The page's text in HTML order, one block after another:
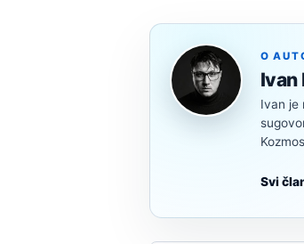
O
Ivan je
Svi